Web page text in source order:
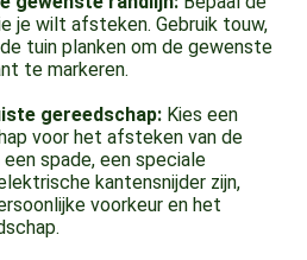
je wilt afsteken. Gebruik touw,
tuin planken om de gewenste
te markeren.
gereedschap: Kies een
voor het afsteken van de
spade, een speciale
kantensnijder zijn,
voorkeur en het